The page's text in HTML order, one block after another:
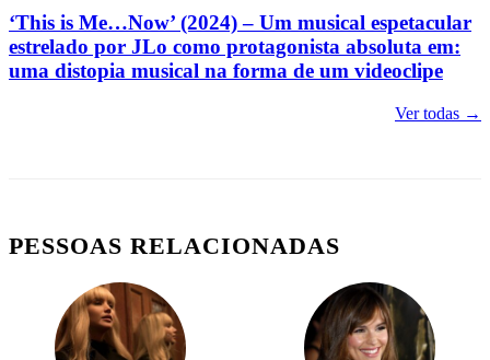
‘This is Me…Now’ (2024) – Um musical espetacular
estrelado por JLo como protagonista absoluta em:
uma distopia musical na forma de um videoclipe
Ver todas →
PESSOAS RELACIONADAS